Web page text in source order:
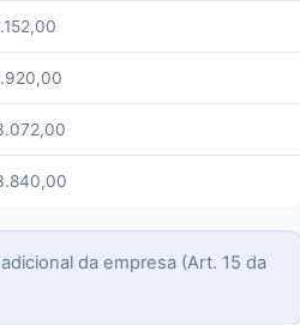
da empresa (Art. 15 da